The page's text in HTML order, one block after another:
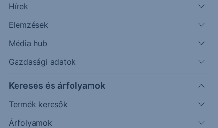
Hírek
Elemzések
Média hub
Gazdasági adatok
Keresés és árfolyamok
Termék keresők
Árfolyamok
Témák szerint